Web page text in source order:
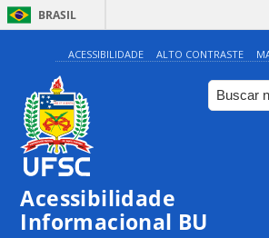
BRASIL
ACESSIBILIDADE ALTO CONTRASTE
Acessibilidade
Informacional BU